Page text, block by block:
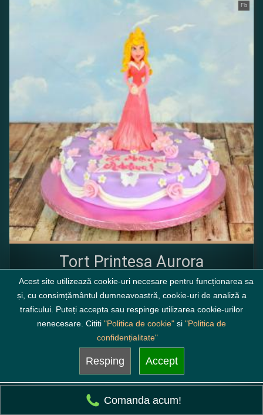
Fb
Tort Printesa Aurora
minim 2.5 kg incepand de la
592.5
( alege compozitia )
Acest site utilizează cookie-uri necesare pentru funcționarea sa
și, cu consimțământul dumneavoastră, cookie-uri de analiză a
traficului. Puteți accepta sau respinge utilizarea cookie-urilor
nenecesare. Cititi "Politica de cookie" si "Politica de
confidențialitate"
Resping Accept
Comanda acum!